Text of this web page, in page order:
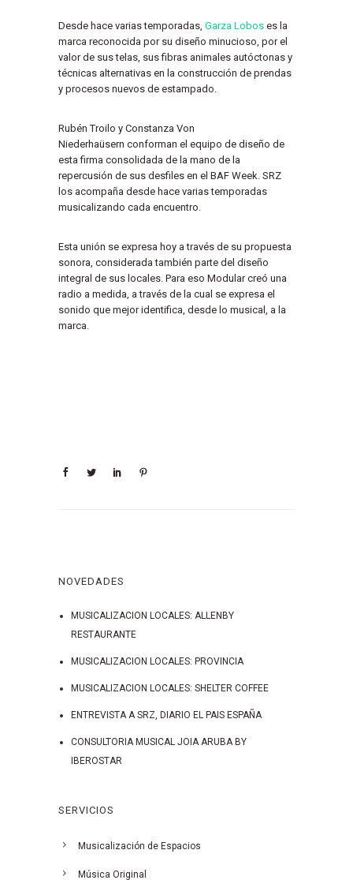
Desde hace varias temporadas, Garza Lobos es la
marca reconocida por su diseño minucioso, por el
valor de sus telas, sus fibras animales autóctonas y
técnicas alternativas en la construcción de prendas
y procesos nuevos de estampado.
Rubén Troilo y Constanza Von
Niederhaüsern conforman el equipo de diseño de
esta firma consolidada de la mano de la
repercusión de sus desfiles en el BAF Week. SRZ
los acompaña desde hace varias temporadas
musicalizando cada encuentro.
Esta unión se expresa hoy a través de su propuesta
sonora, considerada también parte del diseño
integral de sus locales. Para eso Modular creó una
radio a medida, a través de la cual se expresa el
sonido que mejor identifica, desde lo musical, a la
marca.
NOVEDADES
MUSICALIZACION LOCALES: ALLENBY
RESTAURANTE
MUSICALIZACION LOCALES: PROVINCIA
MUSICALIZACION LOCALES: SHELTER COFFEE
ENTREVISTA A SRZ, DIARIO EL PAIS ESPAÑA
CONSULTORIA MUSICAL JOIA ARUBA BY
IBEROSTAR
SERVICIOS
Musicalización de Espacios
Música Original